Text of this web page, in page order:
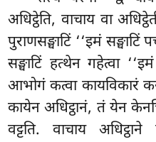
अधिट्ठेति, वाचाय वा
पुराणसङ्घाटिं ‘‘इमं सङ्घाटिं
सङ्घाटिं हत्थेन गहेत्वा ‘‘इमं
आभोगं कत्वा कायविकारं
कायेन अधिट्ठानं, तं येन
वट्टति. वाचाय